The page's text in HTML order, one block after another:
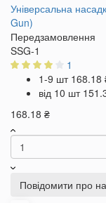
Універсальна
Gun)
Передзамовлення
SSG-1
1
1-9 шт 168.18
від 10 шт
168.18 ₴
Повідомити про